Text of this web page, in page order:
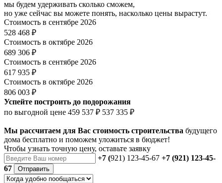
мы будем удерживать сколько сможем,
но уже сейчас вы можете понять, насколько цены вырастут.
Стоимость в сентябре 2026
528 468 ₽
Стоимость в октябре 2026
689 306 ₽
Стоимость в сентябре 2026
617 935 ₽
Стоимость в октябре 2026
806 003 ₽
Успейте построить до подорожания
по выгодной цене 459 537 ₽ 537 335 ₽
Мы рассчитаем для Вас стоимость строительства будущего
дома бесплатно и поможем уложиться в бюджет!
Чтобы узнать точную цену, оставьте заявку
+7 (921) 123-45-67 +7 (921) 123-45-
67
Отправить